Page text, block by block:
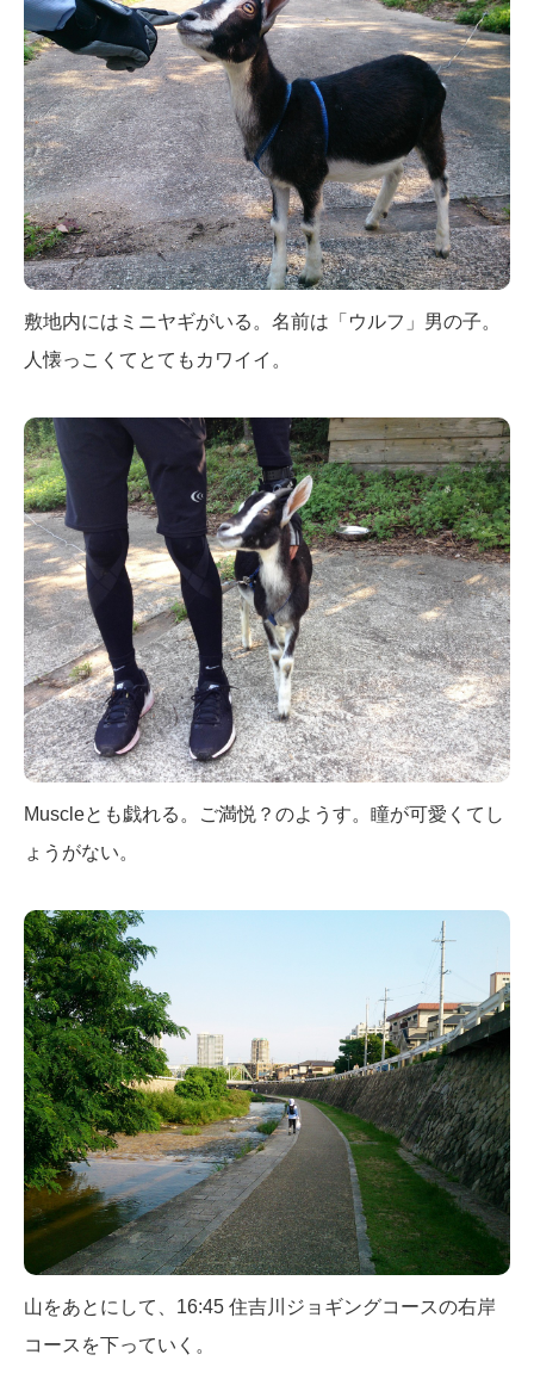
敷地内にはミニヤギがいる。名前は「ウルフ」男の子。
人懐っこくてとてもカワイイ。
Muscleとも戯れる。ご満悦？のようす。瞳が可愛くてし
ょうがない。
山をあとにして、16:45 住吉川ジョギングコースの右岸
コースを下っていく。